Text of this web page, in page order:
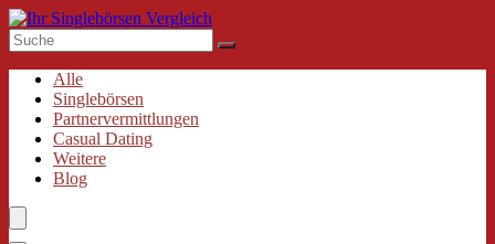
Alle
Singlebörsen
Partnervermittlungen
Casual Dating
Weitere
Blog